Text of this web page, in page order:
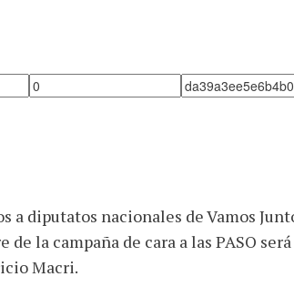
a diputatos nacionales de Vamos
de la campaña de cara a las PASO
Macri.